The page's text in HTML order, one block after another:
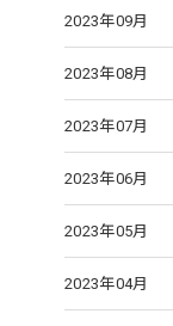
2023年09月
2023年08月
2023年07月
2023年06月
2023年05月
2023年04月